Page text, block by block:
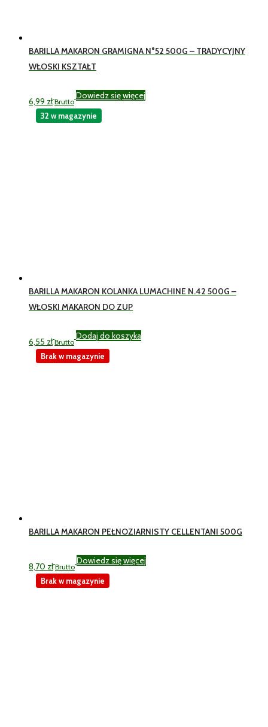
BARILLA MAKARON GRAMIGNA N°52 500G – TRADYCYJNY
WŁOSKI KSZTAŁT
6,99 zł Brutto
Dowiedz się więcej
BARILLA MAKARON KOLANKA LUMACHINE N.42 500G –
WŁOSKI MAKARON DO ZUP
6,55 zł Brutto
Dodaj do koszyka
32 w magazynie
BARILLA MAKARON PEŁNOZIARNISTY CELLENTANI 500G
8,70 zł Brutto
Dowiedz się więcej
Brak w magazynie
Brak w magazynie